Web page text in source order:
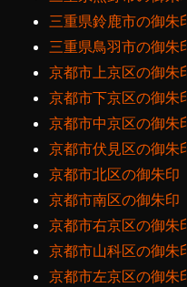
三重県鈴鹿市の御朱
三重県鳥羽市の御朱
京都市上京区の御朱
京都市下京区の御朱
京都市中京区の御朱
京都市伏見区の御朱
京都市北区の御朱印
京都市南区の御朱印
京都市右京区の御朱
京都市山科区の御朱
京都市左京区の御朱